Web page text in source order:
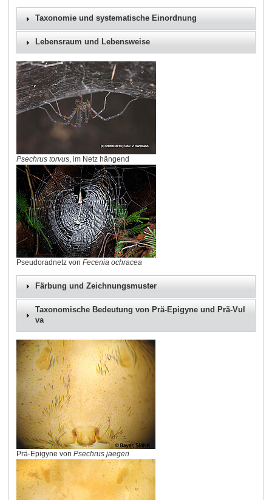
Taxonomie und systematische Einordnung
Lebensraum und Lebensweise
Psechrus torvus, im Netz hängend
Pseudoradnetz von Fecenia ochracea
Färbung und Zeichnungsmuster
Taxonomische Bedeutung von Prä-Epigyne und Prä-Vul
va
Prä-Epigyne von Psechrus jaegeri